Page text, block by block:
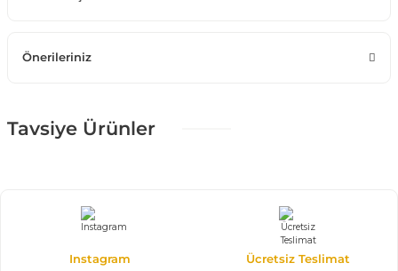
Önerileriniz
Tavsiye Ürünler
Instagram Ücretsiz Teslimat